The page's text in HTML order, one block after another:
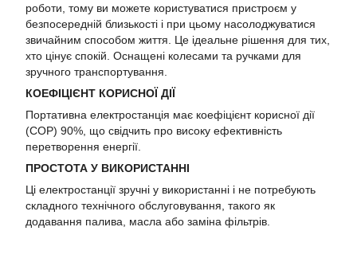
роботи, тому ви можете користуватися пристроєм у
безпосередній близькості і при цьому насолоджуватися
звичайним способом життя. Це ідеальне рішення для тих,
хто цінує спокій. Оснащені колесами та ручками для
зручного транспортування.
КОЕФІЦІЄНТ КОРИСНОЇ ДІЇ
Портативна електростанція має коефіцієнт корисної дії
(COP) 90%, що свідчить про високу ефективність
перетворення енергії.
ПРОСТОТА У ВИКОРИСТАННІ
Ці електростанції зручні у використанні і не потребують
складного технічного обслуговування, такого як
додавання палива, масла або заміна фільтрів.